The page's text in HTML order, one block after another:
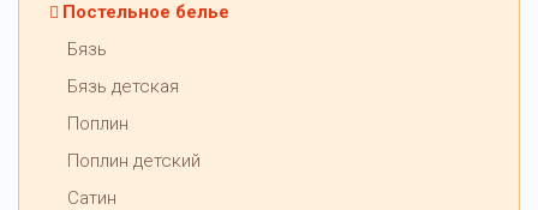
Постельное белье
Бязь
Бязь детская
Поплин
Поплин детский
Сатин